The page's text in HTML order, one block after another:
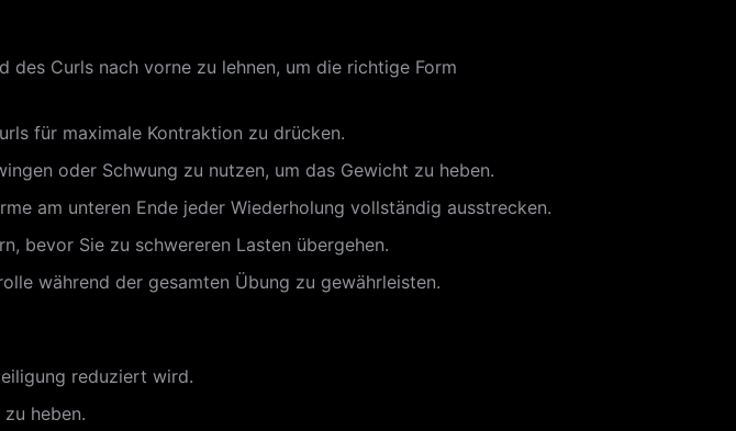
des Curls nach vorne zu lehnen, um die richtige Form
für maximale Kontraktion zu drücken.
oder Schwung zu nutzen, um das Gewicht zu heben.
am unteren Ende jeder Wiederholung vollständig ausstrecken.
bevor Sie zu schwereren Lasten übergehen.
während der gesamten Übung zu gewährleisten.
reduziert wird.
heben.